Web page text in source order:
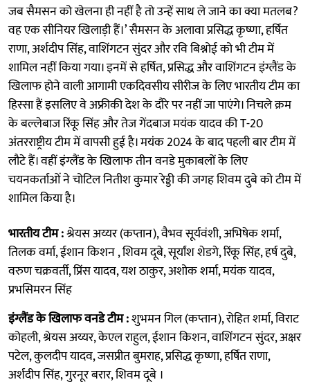
जब ​​सैमसन को खेलना ही नहीं है तो उन्हें साथ ले जाने का क्या मतलब?
वह एक सीनियर खिलाड़ी हैं।’ सैमसन के अलावा प्रसिद्ध कृष्णा, हर्षित
राणा, अर्शदीप सिंह, वाशिंगटन सुंदर और रवि बिश्नोई को भी टीम में
शामिल नहीं किया गया। इनमें से हर्षित, प्रसिद्ध और वाशिंगटन इंग्लैंड के
खिलाफ होने वाली आगामी एकदिवसीय सीरीज के लिए भारतीय टीम का
हिस्सा हैं इसलिए वे अफ्रीकी देश के दौरे पर नहीं जा पाएंगे। निचले क्रम
के बल्लेबाज रिंकू सिंह और तेज गेंदबाज मयंक यादव की T-20
अंतरराष्ट्रीय टीम में वापसी हुई है। मयंक 2024 के बाद पहली बार टीम में
लौटे हैं। वहीं इंग्लैंड के खिलाफ तीन वनडे मुकाबलों के लिए
चयनकर्ताओं ने चोटिल नितीश कुमार रेड्डी की जगह शिवम दुबे को टीम में
शामिल किया है।
भारतीय टीम :श्रेयस अय्यर (कप्तान), वैभव सूर्यवंशी, अभिषेक शर्मा,
तिलक वर्मा, ईशान किशन , शिवम दूबे, सूर्यांश शेडगे, रिंकू सिंह, हर्ष दुबे,
वरुण चक्रवर्ती, प्रिंस यादव, यश ठाकुर, अशोक शर्मा, मयंक यादव,
प्रभसिमरन सिंह
इंग्लैंड के खिलाफ वनडे टीम :शुभमन गिल (कप्तान), रोहित शर्मा, विराट
कोहली, श्रेयस अय्यर, केएल राहुल, ईशान किशन, वाशिंगटन सुंदर, अक्षर
पटेल, कुलदीप यादव, जसप्रीत बुमराह, प्रसिद्ध कृष्णा, हर्षित राणा,
अर्शदीप सिंह, गुरनूर बरार, शिवम दूबे ।